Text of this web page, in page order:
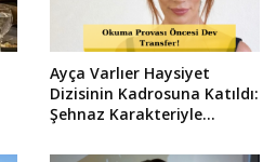
Ayça Varlıer Haysiyet
Dizisinin Kadrosuna Katıldı:
Şehnaz Karakteriyle